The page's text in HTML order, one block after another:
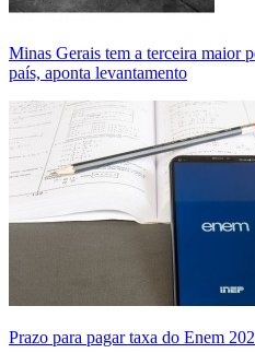
Minas Gerais tem a terceira maior
país, aponta levantamento
Prazo para pagar taxa do Enem